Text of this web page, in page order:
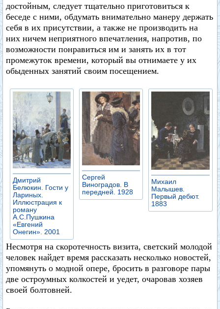
достойным, следует тщательно приготовиться к
беседе с ними, обдумать внимательно манеру держать
себя в их присутствии, а также не производить на
них ничем неприятного впечатления, напротив, по
возможности понравиться им и занять их в тот
промежуток времени, который вы отнимаете у их
обыденных занятий своим посещением.
Дмитрий
Белюкин. Гости у
Лариных.
Иллюстрация к
роману
А.С.Пушкина
«Евгений
Онегин». 2001
Сергей
Виноградов. В
передней. 1928
Михаил
Малышев.
Первый дебют.
1883
Несмотря на скоротечность визита, светский молодой
человек найдет время рассказать несколько новостей,
упомянуть о модной опере, бросить в разговоре пары
две остроумных колкостей и уедет, очаровав хозяев
своей болтовней.